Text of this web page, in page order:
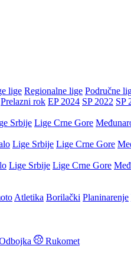
lige Regionalne lige Područne
Prelazni rok EP 2024 SP 2022 SP
Srbije Lige Crne Gore
Lige Srbije Lige Crne Gore
Lige Srbije Lige Crne Gore
Atletika Borilački Planinarenje
Rukomet